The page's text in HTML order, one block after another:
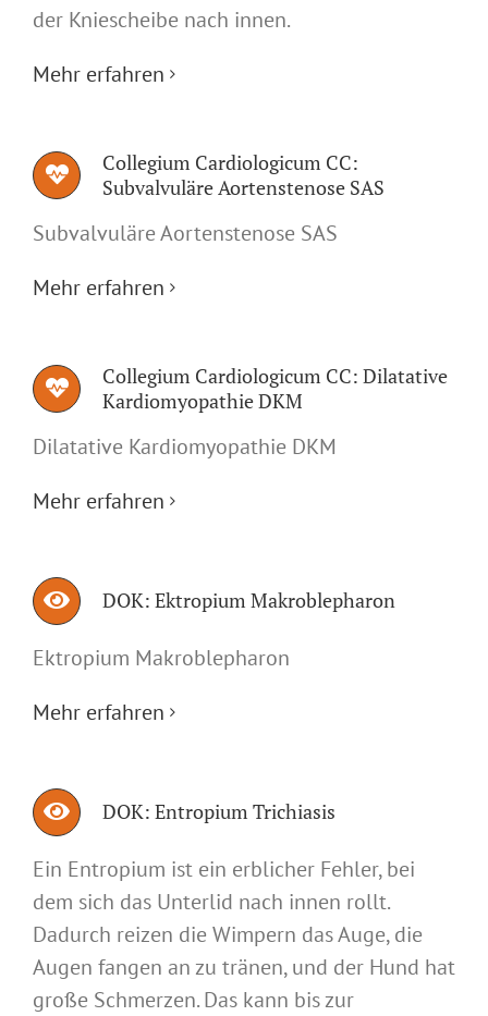
der Kniescheibe nach innen.
Mehr erfahren
Collegium Cardiologicum CC:
Subvalvuläre Aortenstenose SAS
Subvalvuläre Aortenstenose SAS
Mehr erfahren
Collegium Cardiologicum CC: Dilatative
Kardiomyopathie DKM
Dilatative Kardiomyopathie DKM
Mehr erfahren
DOK: Ektropium Makroblepharon
Ektropium Makroblepharon
Mehr erfahren
DOK: Entropium Trichiasis
Ein Entropium ist ein erblicher Fehler, bei
dem sich das Unterlid nach innen rollt.
Dadurch reizen die Wimpern das Auge, die
Augen fangen an zu tränen, und der Hund hat
große Schmerzen. Das kann bis zur